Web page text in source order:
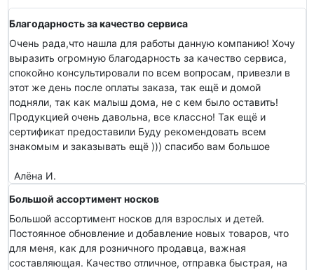
Благодарность за качество сервиса
Очень рада,что нашла для работы данную компанию! Хочу
выразить огромную благодарность за качество сервиса,
спокойно консультировали по всем вопросам, привезли в
этот же день после оплаты заказа, так ещё и домой
подняли, так как малыш дома, не с кем было оставить!
Продукцией очень давольна, все классно! Так ещё и
сертификат предоставили Буду рекомендовать всем
знакомым и заказывать ещё ))) спасибо вам большое
Алёна И.
Большой ассортимент носков
Большой ассортимент носков для взрослых и детей.
Постоянное обновление и добавление новых товаров, что
для меня, как для розничного продавца, важная
составляющая. Качество отличное, отправка быстрая, на